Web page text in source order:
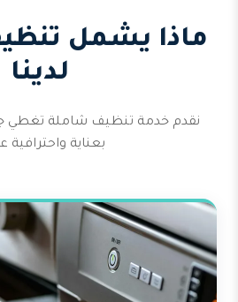
ماذا يشمل
لدينا
نقدم خدمة تنظيف شاملة تغطي
بعناية واحترافية